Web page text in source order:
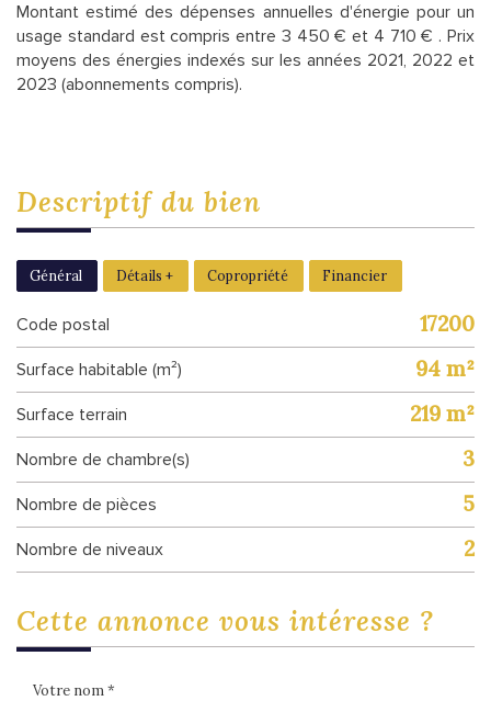
Montant estimé des dépenses annuelles d'énergie pour un
usage standard est compris entre 3 450 € et 4 710 € . Prix
moyens des énergies indexés sur les années 2021, 2022 et
2023 (abonnements compris).
descriptif du bien
Général Détails + Copropriété Financier
Code postal 17200
Surface habitable (m²) 94 m²
surface terrain 219 m²
Nombre de chambre(s) 3
Nombre de pièces 5
Nombre de niveaux 2
cette annonce vous intéresse ?
Votre nom *